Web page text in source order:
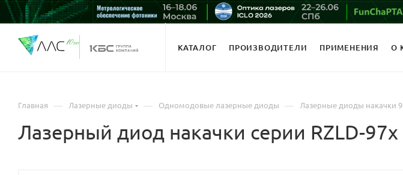
КАТАЛОГ ПРОИЗВОДИТЕЛИ ПРИМЕНЕНИЯ О
Главная — Лазерные диоды — Одномодовые лазерные диоды — Лазерные диоды накачки
Лазерный диод накачки серии RZLD-97x